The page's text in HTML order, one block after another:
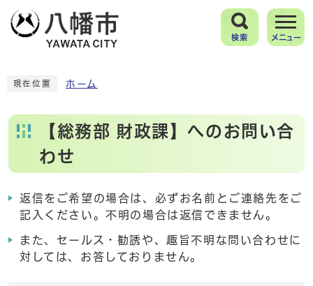
検索 メニュー
現在位置 ホーム
【総務部 財政課】へのお問い合
わせ
返信をご希望の場合は、必ずお名前とご連絡先をご
記入ください。不明の場合は返信できません。
また、セールス・勧誘や、趣旨不明な問い合わせに
対しては、お答しておりません。